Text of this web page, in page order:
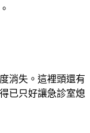
消失。這裡頭還有
已只好讓急診室熄